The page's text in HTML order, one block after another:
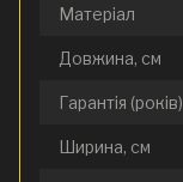
Матеріал
Довжина, см
Гарантія (років)
Ширина, см